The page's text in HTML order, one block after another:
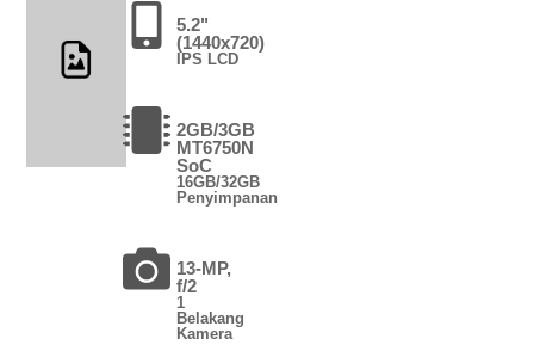
5.2"
(1440x720)
IPS LCD
2GB/3GB
MT6750N
SoC
16GB/32GB
Penyimpanan
13-MP,
f/2
1
Belakang
Kamera